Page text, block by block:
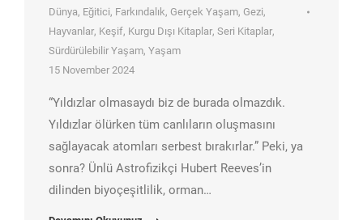
Dünya, Eğitici, Farkındalık, Gerçek Yaşam, Gezi,
Hayvanlar, Keşif, Kurgu Dışı Kitaplar, Seri Kitaplar,
Sürdürülebilir Yaşam, Yaşam
15 November 2024
“Yıldızlar olmasaydı biz de burada olmazdık.
Yıldızlar ölürken tüm canlıların oluşmasını
sağlayacak atomları serbest bırakırlar.” Peki, ya
sonra? Ünlü Astrofizikçi Hubert Reeves’in
dilinden biyoçeşitlilik, orman…